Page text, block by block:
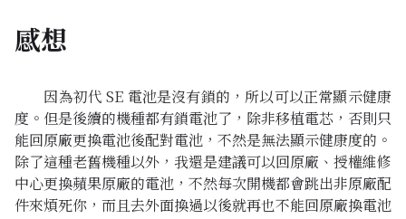
感想
因為初代 SE 電池是沒有鎖的，所以可以正常顯示健康
度。但是後續的機種都有鎖電池了，除非移植電芯，否則只
能回原廠更換電池後配對電池，不然是無法顯示健康度的。
除了這種老舊機種以外，我還是建議可以回原廠、授權維修
中心更換蘋果原廠的電池，不然每次開機都會跳出非原廠配
件來煩死你，而且去外面換過以後就再也不能回原廠換電池